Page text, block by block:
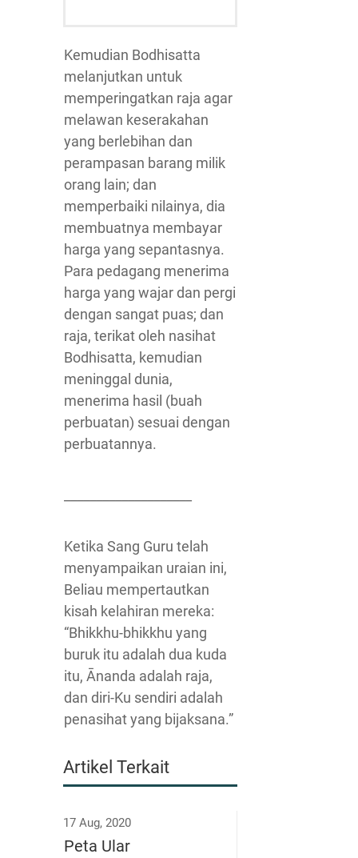
Kemudian Bodhisatta
melanjutkan untuk
memperingatkan raja agar
melawan keserakahan
yang berlebihan dan
perampasan barang milik
orang lain; dan
memperbaiki nilainya, dia
membuatnya membayar
harga yang sepantasnya.
Para pedagang menerima
harga yang wajar dan pergi
dengan sangat puas; dan
raja, terikat oleh nasihat
Bodhisatta, kemudian
meninggal dunia,
menerima hasil (buah
perbuatan) sesuai dengan
perbuatannya.
Ketika Sang Guru telah
menyampaikan uraian ini,
Beliau mempertautkan
kisah kelahiran mereka:
“Bhikkhu-bhikkhu yang
buruk itu adalah dua kuda
itu, Ānanda adalah raja,
dan diri-Ku sendiri adalah
penasihat yang bijaksana.”
Artikel Terkait
17 Aug, 2020
Peta Ular